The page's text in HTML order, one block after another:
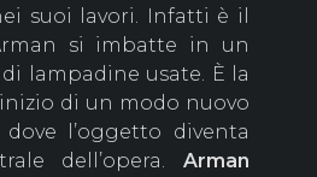
suoi lavori. Infatti è il
si imbatte in un
lampadine usate. È la
di un modo nuovo
l’oggetto diventa
dell’opera. Arman